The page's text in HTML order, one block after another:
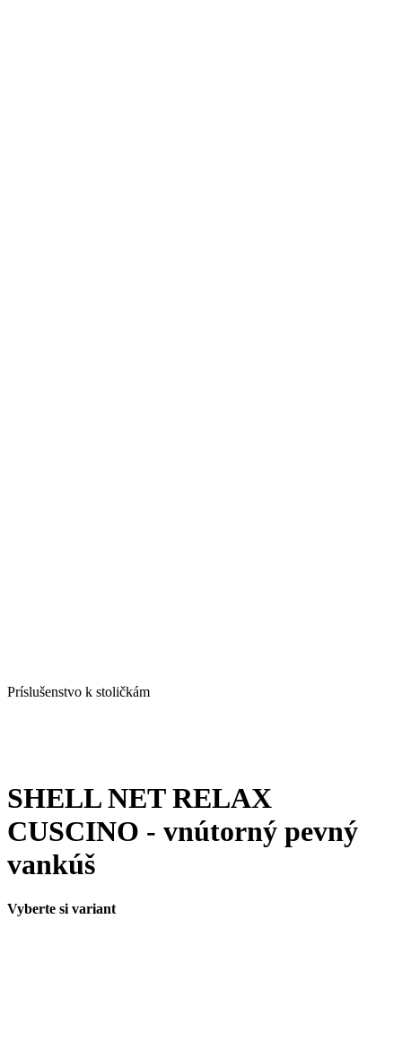
Príslušenstvo k stoličkám
SHELL NET RELAX
CUSCINO - vnútorný pevný
vankúš
Vyberte si variant